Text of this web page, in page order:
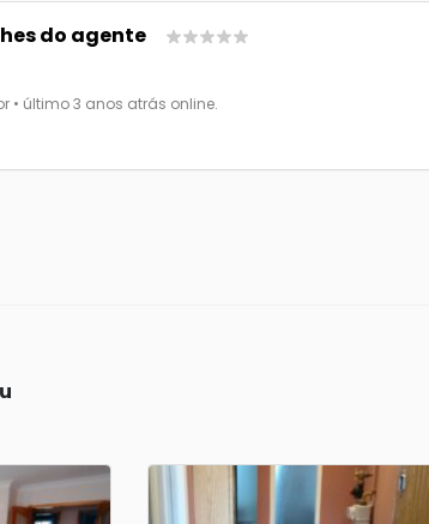
do agente
• último 3 anos atrás online.